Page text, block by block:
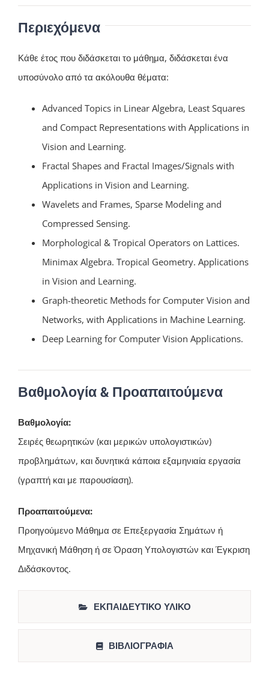
Περιεχόμενα
Κάθε έτος που διδάσκεται το μάθημα, διδάσκεται ένα
υποσύνολο από τα ακόλουθα θέματα:
Advanced Topics in Linear Algebra, Least Squares
and Compact Representations with Applications in
Vision and Learning.
Fractal Shapes and Fractal Images/Signals with
Applications in Vision and Learning.
Wavelets and Frames, Sparse Modeling and
Compressed Sensing.
Morphological & Tropical Operators on Lattices.
Minimax Algebra. Tropical Geometry. Applications
in Vision and Learning.
Graph-theoretic Methods for Computer Vision and
Networks, with Applications in Machine Learning.
Deep Learning for Computer Vision Applications.
Βαθμολογία & Προαπαιτούμενα
Βαθμολογία:
Σειρές θεωρητικών (και μερικών υπολογιστικών)
προβλημάτων, και δυνητικά κάποια εξαμηνιαία εργασία
(γραπτή και με παρουσίαση).
Προαπαιτούμενα:
Προηγούμενο Μάθημα σε Επεξεργασία Σημάτων ή
Μηχανική Μάθηση ή σε Όραση Υπολογιστών και Έγκριση
Διδάσκοντος.
ΕΚΠΑΙΔΕΥΤΙΚΟ ΥΛΙΚΟ
ΒΙΒΛΙΟΓΡΑΦΙΑ